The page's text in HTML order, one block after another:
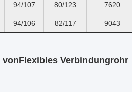
94/107 80/123 7620
94/106 82/117 9043
vonFlexibles Verbindungrohr